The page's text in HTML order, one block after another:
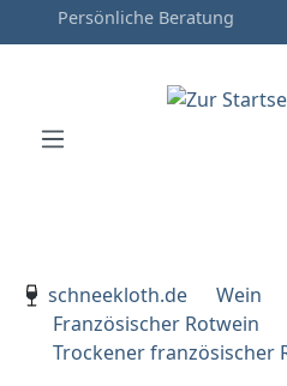
Zum Hauptinhalt springen
Zur Hauptnavigation
schneekloth.de
Wein
Französischer Rotwein
Trockener französischer